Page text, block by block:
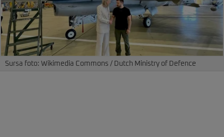
Sursa foto: Wikimedia Commons / Dutch Ministry of Defence